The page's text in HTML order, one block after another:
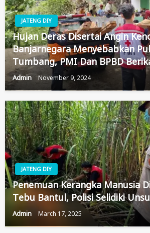
JATENG DIY
Hujan Deras Disertai Angin
Banjarnegara Menyebabkan
Tumbang, PMI Dan BPBD
Admin November 9, 2024
JATENG DIY
Penemuan Kerangka Manusia
Tebu Bantul, Polisi Selidiki
Admin March 17, 2025